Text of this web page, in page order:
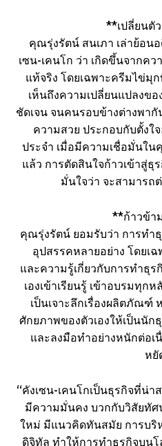
**เปลี่ยนตั
คุณรุ่งรัตน์ สนเภา เล่าย้อน
เซน-เคนโก ว่า เกิดขึ้นจากค
แท้จริง โดยเฉพาะครีมไข่มุ
เห็นถึงความเปลี่ยนแปลงข
ชัดเจน จนคนรอบข้างต่างพา
ความสวย ประกอบกับตั้งใ
ประจำ เมื่อมีความเชื่อมั่นใ
แล้ว การตัดสินใจก้าวเข้าสู่ธุ
มั่นใจว่า จะสามารถ
**ก้าวข้า
คุณรุ่งรัตน์ ยอมรับว่า การทำ
อุปสรรคหลายอย่าง โดยเ
และความรู้เกี่ยวกับการทำธุ
เองเข้าเรียนรู้ เข้าอบรมทุก
เป็นเจาะลึกเรื่องผลิตภัณฑ์
ศักยภาพของตัวเองให้เป็นนัก
และลงมือทำอย่างหนักต่อเ
หยั
“คังเซน-เคนโกเป็นธุรกิจที่น่า
มีความมั่นคง บวกกับวิสัยทั
ใหม่ มีแนวคิดทันสมัย การบริ
ดิจิทัล ทำให้การทำธุรกิจบนโ